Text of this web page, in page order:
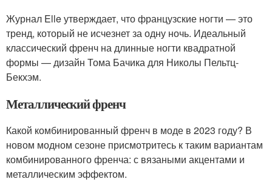
Журнал Elle утверждает, что французские ногти — это
тренд, который не исчезнет за одну ночь. Идеальный
классический френч на длинные ногти квадратной
формы — дизайн Тома Бачика для Николы Пельтц-
Бекхэм.
Металлический френч
Какой комбинированный френч в моде в 2023 году? В
новом модном сезоне присмотритесь к таким вариантам
комбинированного френча: с вязаными акцентами и
металлическим эффектом.